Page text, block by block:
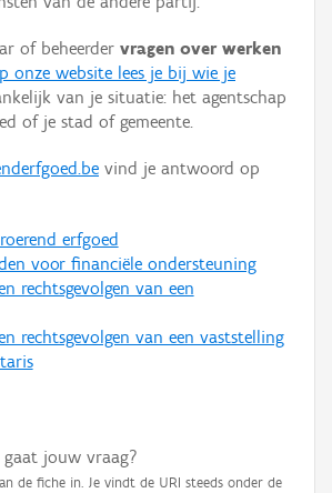
of beheerder vragen over werken
onze website lees je bij wie je
van je situatie: het agentschap
of je stad of gemeente.
vind je antwoord op
erfgoed
voor financiële ondersteuning
rechtsgevolgen van een
rechtsgevolgen van een vaststelling
jouw vraag?
de fiche in. Je vindt de URI steeds onder de